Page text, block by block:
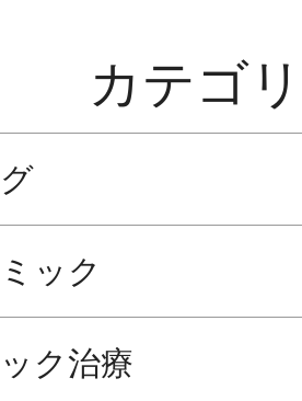
カテゴ
ック
ク治療